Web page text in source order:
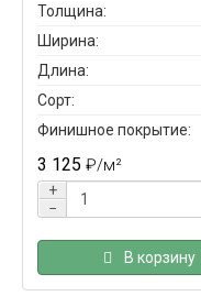
Толщина:
Ширина:
Длина:
Сорт:
Финишное покрытие:
3 125 ₽/м²
+
−
В корзину